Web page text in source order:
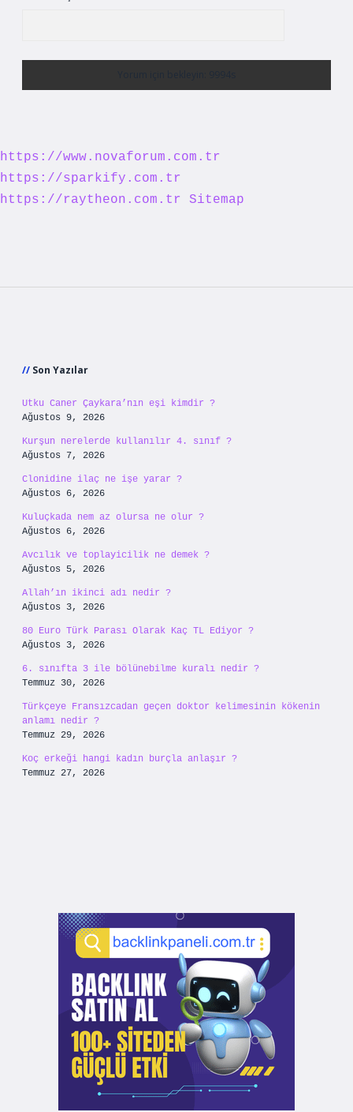
https://www.novaforum.com.tr
https://sparkify.com.tr
https://raytheon.com.tr
Sitemap
Son Yazılar
Utku Caner Çaykara’nın eşi kimdir ?
Ağustos 9, 2026
Kurşun nerelerde kullanılır 4. sınıf ?
Ağustos 7, 2026
Clonidine ilaç ne işe yarar ?
Ağustos 6, 2026
Kuluçkada nem az olursa ne olur ?
Ağustos 6, 2026
Avcılık ve toplayicilik ne demek ?
Ağustos 5, 2026
Allah’ın ikinci adı nedir ?
Ağustos 3, 2026
80 Euro Türk Parası Olarak Kaç TL Ediyor ?
Ağustos 3, 2026
6. sınıfta 3 ile bölünebilme kuralı nedir ?
Temmuz 30, 2026
Türkçeye Fransızcadan geçen doktor kelimesinin kökenin
anlamı nedir ?
Temmuz 29, 2026
Koç erkeği hangi kadın burçla anlaşır ?
Temmuz 27, 2026